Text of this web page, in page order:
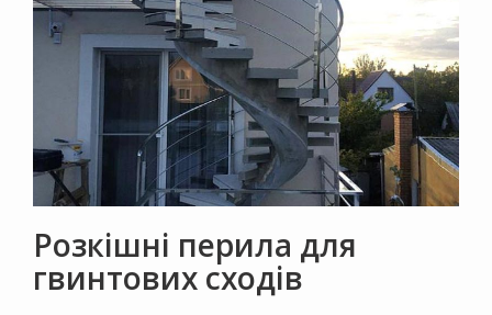
Розкішні перила для
гвинтових сходів